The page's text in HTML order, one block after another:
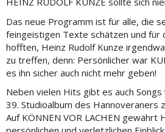
Das neue Programm ist für alle, die
feingeistigen Texte schätzen und für
hofften, Heinz Rudolf Kunze
zu treffen, denn: Persönlicher war
es ihn sicher auch nicht mehr geben!
Neben vielen Hits gibt es auch
39. Studioalbum des Hannoveraners
Auf KÖNNEN VOR LACHEN gewährt